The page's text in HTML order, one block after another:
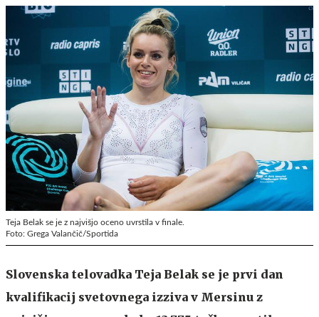
Teja Belak se je z najvišjo oceno uvrstila v finale.
Foto: Grega Valančič/Sportida
Slovenska telovadka Teja Belak se je prvi dan
kvalifikacij svetovnega izziva v Mersinu z